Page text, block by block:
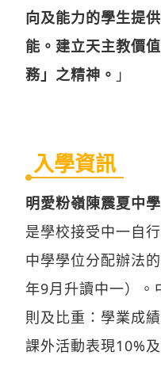
向及能力的學生提
能。建立天主教價
務」之精神。 」
入學資訊
明愛粉嶺陳震夏中學
是學校接受中一自
中學學位分配辦法
年9月升讀中一）。
則及比重：學業成
課外活動表現10%